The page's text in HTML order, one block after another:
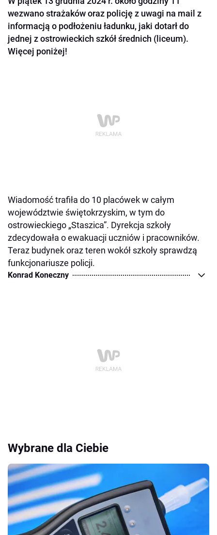
wezwano strażaków oraz policję z uwagi na mail z
informacją o podłożeniu ładunku, jaki dotarł do
jednej z ostrowieckich szkół średnich (liceum).
Więcej poniżej!
Wiadomość trafiła do 10 placówek w całym
województwie świętokrzyskim, w tym do
ostrowieckiego „Staszica”. Dyrekcja szkoły
zdecydowała o ewakuacji uczniów i pracowników.
Teraz budynek oraz teren wokół szkoły sprawdzą
funkcjonariusze policji.
Konrad Koneczny
Wybrane dla Ciebie